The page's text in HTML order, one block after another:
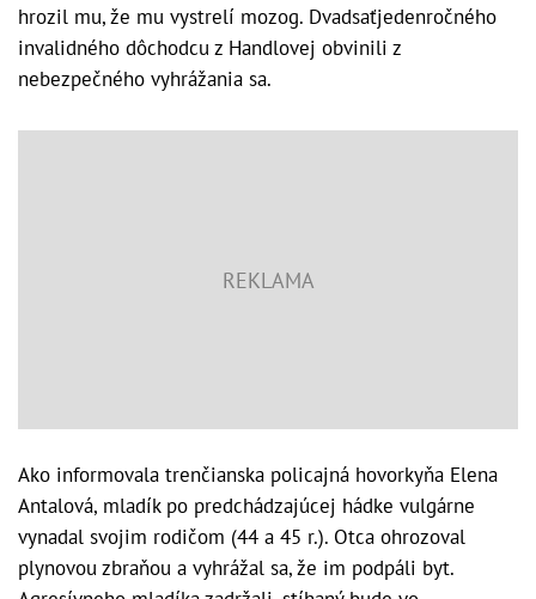
hrozil mu, že mu vystrelí mozog. Dvadsaťjedenročného
invalidného dôchodcu z Handlovej obvinili z
nebezpečného vyhrážania sa.
Ako informovala trenčianska policajná hovorkyňa Elena
Antalová, mladík po predchádzajúcej hádke vulgárne
vynadal svojim rodičom (44 a 45 r.). Otca ohrozoval
plynovou zbraňou a vyhrážal sa, že im podpáli byt.